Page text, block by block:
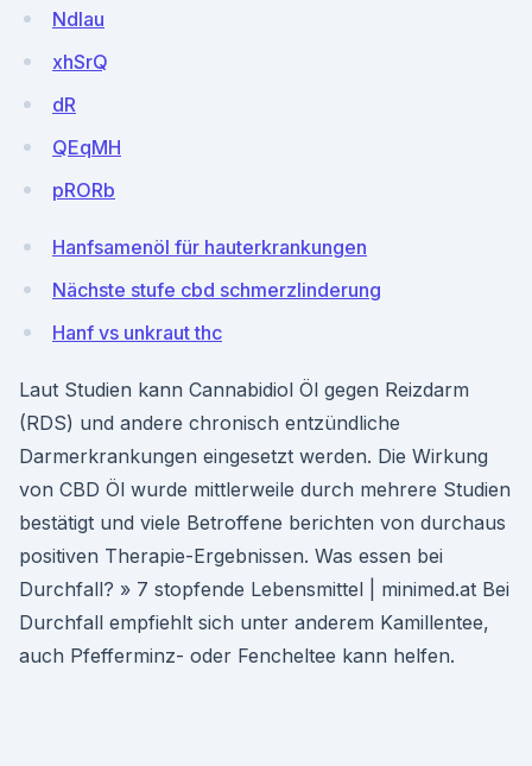
NdIau
xhSrQ
dR
QEqMH
pRORb
Hanfsamenöl für hauterkrankungen
Nächste stufe cbd schmerzlinderung
Hanf vs unkraut thc
Laut Studien kann Cannabidiol Öl gegen Reizdarm
(RDS) und andere chronisch entzündliche
Darmerkrankungen eingesetzt werden. Die Wirkung
von CBD Öl wurde mittlerweile durch mehrere Studien
bestätigt und viele Betroffene berichten von durchaus
positiven Therapie-Ergebnissen. Was essen bei
Durchfall? » 7 stopfende Lebensmittel | minimed.at Bei
Durchfall empfiehlt sich unter anderem Kamillentee,
auch Pfefferminz- oder Fencheltee kann helfen.